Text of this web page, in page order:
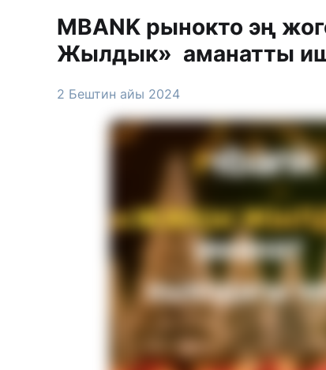
MBANK рынокто эң
Жылдык» аманатты
2 Бештин айы 2024